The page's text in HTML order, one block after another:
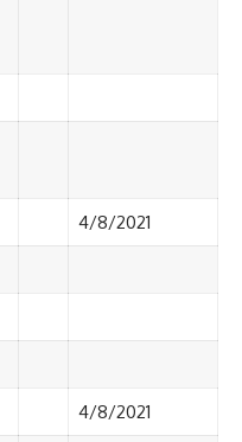
4/8/2021
4/8/2021